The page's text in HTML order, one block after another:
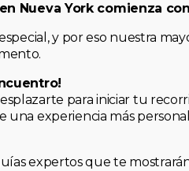
Nueva York comienza
y por eso nuestra
para iniciar tu
una experiencia más
expertos que te